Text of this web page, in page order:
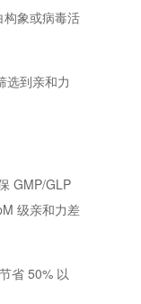
构象或病毒活
选到亲和力
GMP/GLP
级亲和力差
省 50% 以